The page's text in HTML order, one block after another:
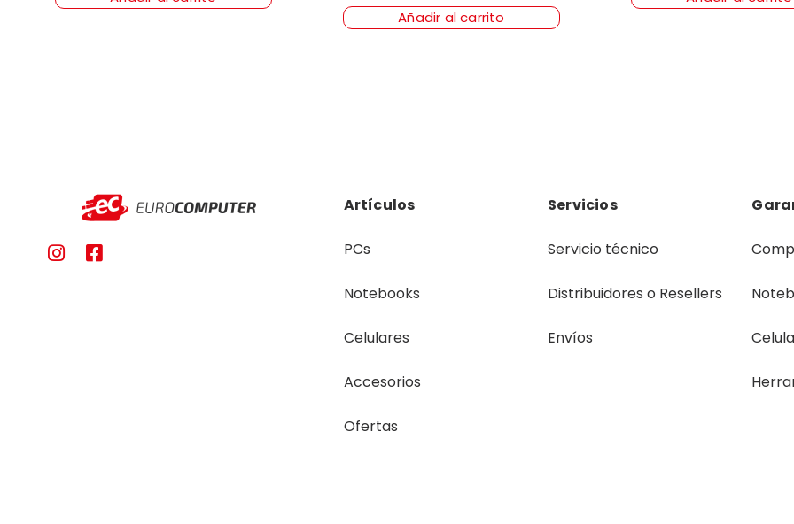
Añadir al carrito
Artículos
PCs
Notebooks
Celulares
Accesorios
Ofertas
Servicios
Servicio técnico
Distribuidores o Resellers
Envíos